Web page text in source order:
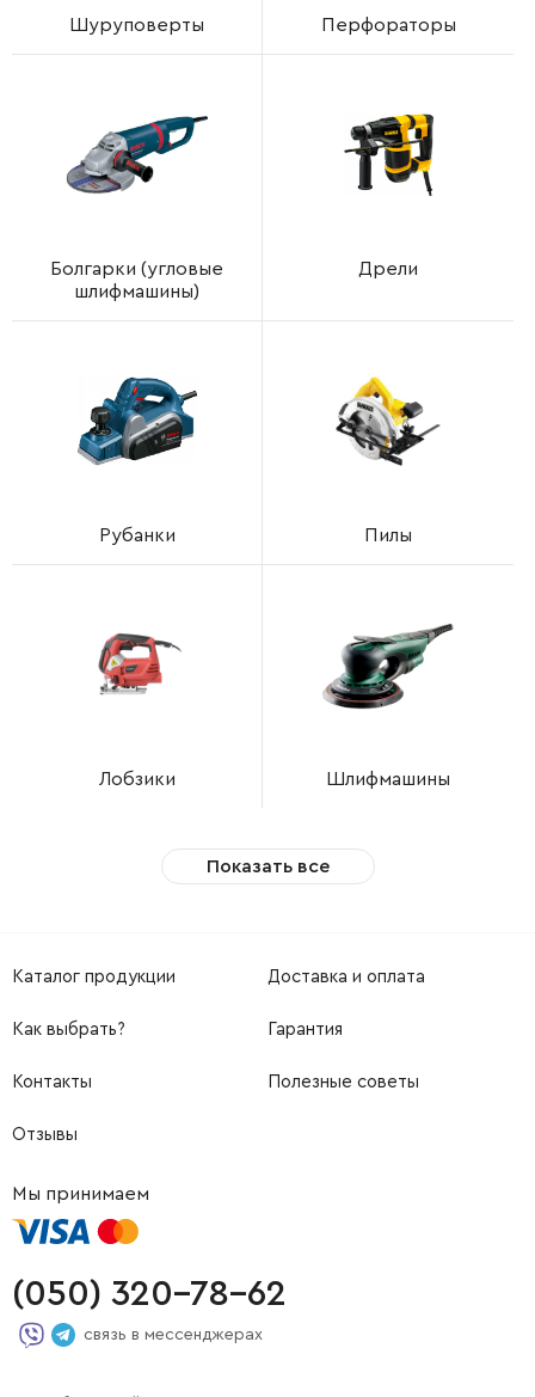
Шуруповерты Перфораторы
Болгарки (угловые
шлифмашины)
Дрели
Рубанки Пилы
Лобзики Шлифмашины
Показать все
Каталог продукции Доставка и оплата
Как выбрать? Гарантия
Контакты Полезные советы
Отзывы
Мы принимаем
(050) 320-78-62
связь в мессенджерах